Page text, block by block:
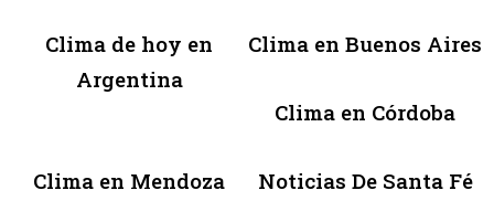
Clima de hoy en
Argentina
Clima en Buenos Aires
Clima en Córdoba
Clima en Mendoza Noticias De Santa Fé